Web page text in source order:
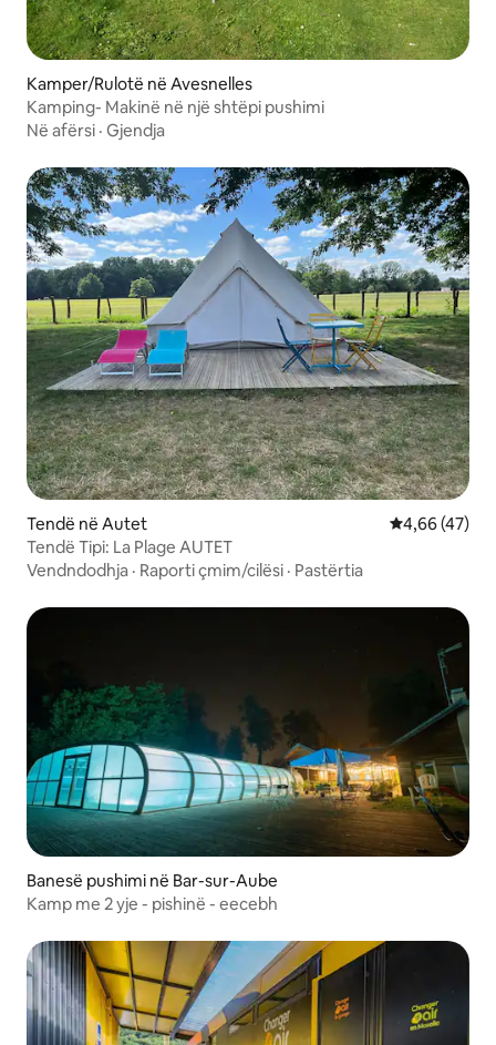
Kamper/Rulotë në Avesnelles
Kamping- Makinë në një shtëpi pushimi
Në afërsi · Gjendja
Tendë në Autet Vlerësimi
4,66 (47)
Tendë Tipi: La Plage AUTET
Vendndodhja · Raporti çmim/cilësi · Pastërtia
Banesë pushimi në Bar-sur-Aube
Kamp me 2 yje - pishinë - eecebh